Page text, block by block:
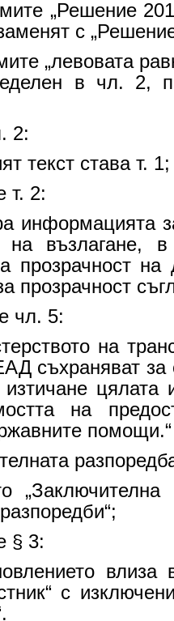
„Решение
с
„левовата
в чл. 2,
2:
текст става т. 1;
т. 2:
на възлагане,
прозрачност
прозрачност
чл. 5:
на
съхраняват за
изтичане
на
помощи.“
§ 3:
с